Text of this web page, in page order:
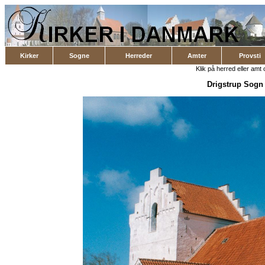
Kirker Sogne Herreder Amter
Provsti
Klik på herred eller amt
Drigstrup Sogn